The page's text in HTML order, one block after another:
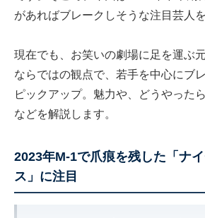
があればブレークしそうな注目芸人
現在でも、お笑いの劇場に足を運ぶ
ならではの観点で、若手を中心にブ
ピックアップ。魅力や、どうやった
などを解説します。
2023年M-1で爪痕を残した「ナ
ス」に注目